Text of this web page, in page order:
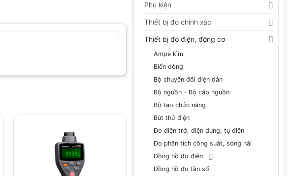
Phụ kiện
Thiết bị đo chính xác
Thiết bị đo điện, động cơ
Ampe kìm
Biến dòng
Bộ chuyển đổi điện dẫn
Bộ nguồn - Bộ cấp nguồn
Bộ tạo chức năng
Bút thử điện
Đo điện trở, điện dung, tụ điện
Đo phân tích công suất, sóng hài
Đồng hồ đo điện
Đồng hồ đo tần số